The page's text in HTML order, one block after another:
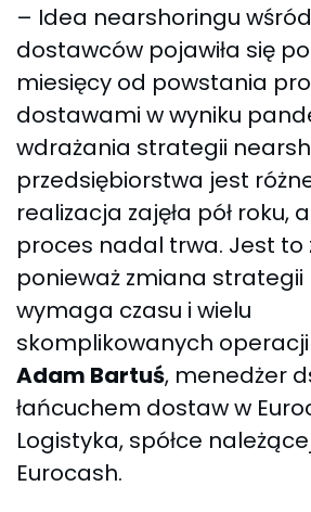
– Idea nearshoringu
dostawców pojawiła się
miesięcy od powstania
dostawami w wyniku
wdrażania strategii
przedsiębiorstwa jest
realizacja zajęła pół roku,
proces nadal trwa. Jest to
ponieważ zmiana strategii
wymaga czasu i wielu
skomplikowanych
Adam Bartuś, menedżer
łańcuchem dostaw w
Logistyka, spółce
Eurocash.